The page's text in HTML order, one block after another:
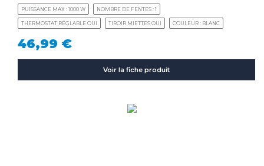
PUISSANCE MAX : 1000 W NOMBRE DE FENTES : 1
THERMOSTAT RÉGLABLE OUI TIROIR MIETTES OUI COULEUR : BLANC
46,99 €
Voir la fiche produit